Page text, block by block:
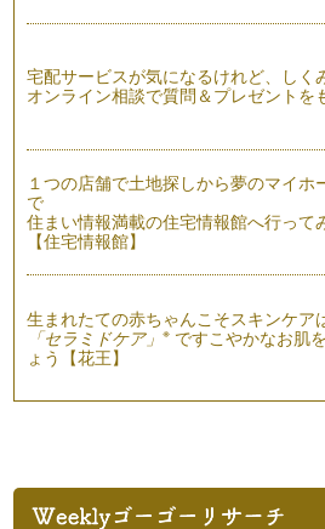
カフェインレスのアイスコーヒーで
ここ数年で、カフェインレスコーヒー
した。 とはいえ、アイスコ…
暑い夏！おいしいアイスコーヒーを
暑い夏に飲みたくなる、おいしいア
で、同じお豆でも、まったく…
コーヒー豆の生産地域、ご紹介！
コーヒーの生産・輸出がされている
国。 おいしいコーヒーの栽培…
カフェインレスコーヒーのパートナ
ぶ？
コーヒークリームといえば、「液状
ります。 液状のものでミル…
カフェインレスコーヒーには、こん
働省では、溶媒抽出＝食品添加物と
宅配サービスが気になるけれど、しく
オンライン相談で質問＆プレゼントを
１つの店舗で土地探しから夢のマイホ
で
住まい情報満載の住宅情報館へ行って
【住宅情報館】
生まれたての赤ちゃんこそスキンケア
「セラミドケア」※ ですこやかなお肌
ょう【花王】